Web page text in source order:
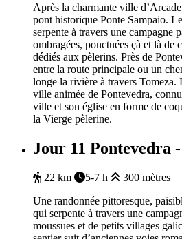
Après la charmante ville
pont historique Ponte Sampaio.
serpente à travers une campagne
ombragées, ponctuées çà et là de
dédiés aux pèlerins. Près de
entre la route principale ou un
longe la rivière à travers Tomeza.
ville animée de Pontevedra,
ville et son église en forme de
la Vierge pèlerine.
Jour 11 Pontevedra
22 km 5-7 h
300 mètres
Une randonnée pittoresque,
qui serpente à travers une
moussues et de petits villages